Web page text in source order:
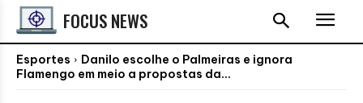
FOCUS NEWS
Esportes
Danilo escolhe o Palmeiras e ignora
Flamengo em meio a propostas da...